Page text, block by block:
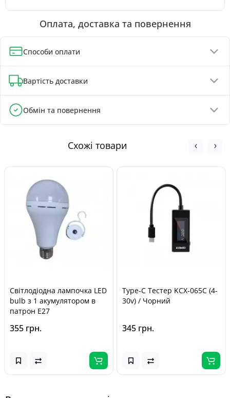
Оплата, доставка та повернення
Способи оплати
Оплата при отриманні (до 130 грн - повна передплата)
Онлайн-оплата карткою, GPay, ApplePay
Вартість доставки
Відділення Укрпошти - від 60 грн
Відділення Нової Пошти - від 90 грн
Кур'єром Нової Пошти - від 140 грн
Обмін та повернення
моменту покупки, відповідно до Закону України «Про
захист прав споживачів».Схожі товари
Світлодіодна лампочка LED
bulb з 1 акумулятором в
патрон Е27
355 грн.
Type-C Тестер KCX-065C (4-
30v) / Чорний
345 грн.